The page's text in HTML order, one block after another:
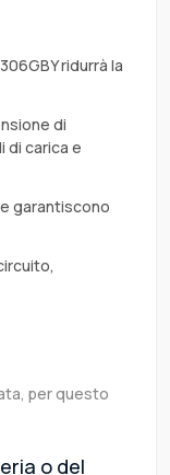
ridurrà la
di
di carica e
garantiscono
per questo
o del